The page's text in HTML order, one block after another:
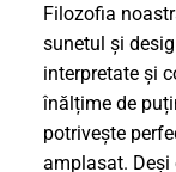
Filozofia
sunetul și
interpretate și
înălțime de
potrivește
amplasat. Deși